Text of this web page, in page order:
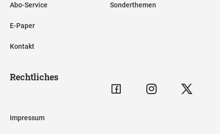
Abo-Service
E-Paper
Kontakt
Sonderthemen
Rechtliches
Impressum